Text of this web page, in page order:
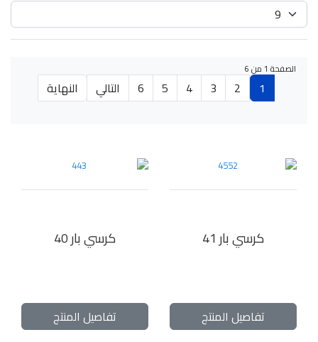
الصفحة 1 من 6
1
2
3
4
5
6 التالي النهاية
كرسي بار 41
تفاصيل المنتج
كرسي بار 40
تفاصيل المنتج